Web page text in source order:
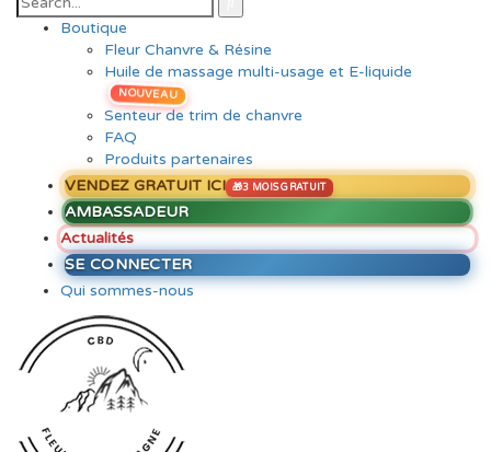
Boutique
Fleur Chanvre & Résine
Huile de massage multi-usage et E-liquide
NOUVEAU
Senteur de trim de chanvre
FAQ
Produits partenaires
VENDEZ GRATUIT ICI
AMBASSADEUR
Actualités
SE CONNECTER
Qui sommes-nous